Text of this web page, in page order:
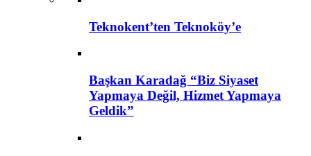
Teknokent’ten Teknoköy’e
Başkan Karadağ “Biz Siyaset
Yapmaya Değil, Hizmet Yapmaya
Geldik”